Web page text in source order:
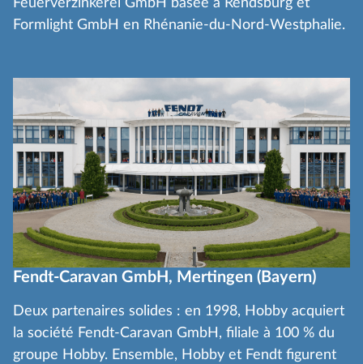
Feuerverzinkerei GmbH basée à Rendsburg et
Formlight GmbH en Rhénanie-du-Nord-Westphalie.
Fendt-Caravan GmbH, Mertingen (Bayern)
Deux partenaires solides : en 1998, Hobby acquiert
la société Fendt-Caravan GmbH, filiale à 100 % du
groupe Hobby. Ensemble, Hobby et Fendt figurent